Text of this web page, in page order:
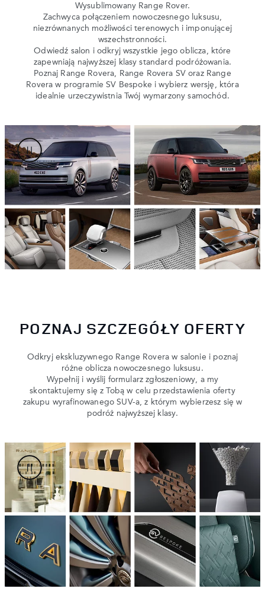
Wysublimowany Range Rover.
Zachwyca połączeniem nowoczesnego luksusu,
niezrównanych możliwości terenowych i imponującej
wszechstronności.
Odwiedź salon i odkryj wszystkie jego oblicza, które
zapewniają najwyższej klasy standard podróżowania.
Poznaj Range Rovera, Range Rovera SV oraz Range
Rovera w programie SV Bespoke i wybierz wersję, która
idealnie urzeczywistnia Twój wymarzony samochód.
POZNAJ SZCZEGÓŁY OFERTY
Odkryj ekskluzywnego Range Rovera w salonie i poznaj
różne oblicza nowoczesnego luksusu.
Wypełnij i wyślij formularz zgłoszeniowy, a my
skontaktujemy się z Tobą w celu przedstawienia oferty
zakupu wyrafinowanego SUV-a, z którym wybierzesz się w
podróż najwyższej klasy.